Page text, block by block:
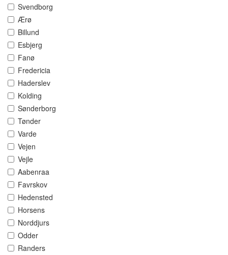
Svendborg
Ærø
Billund
Esbjerg
Fanø
Fredericia
Haderslev
Kolding
Sønderborg
Tønder
Varde
Vejen
Vejle
Aabenraa
Favrskov
Hedensted
Horsens
Norddjurs
Odder
Randers